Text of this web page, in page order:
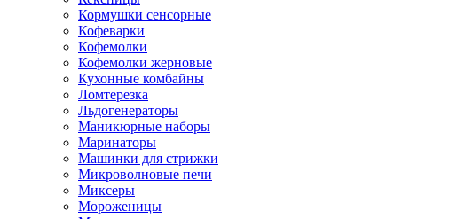
Кормушки сенсорные
Кофеварки
Кофемолки
Кофемолки жерновые
Кухонные комбайны
Ломтерезка
Льдогенераторы
Маникюрные наборы
Маринаторы
Машинки для стрижки
Микроволновые печи
Миксеры
Мороженицы